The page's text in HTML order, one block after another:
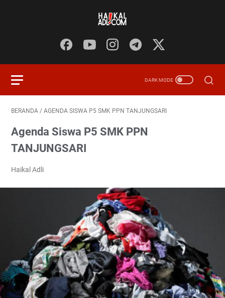
BERANDA / AGENDA SISWA P5 SMK PPN TANJUNGSARI
Agenda Siswa P5 SMK PPN
TANJUNGSARI
Haikal Adli